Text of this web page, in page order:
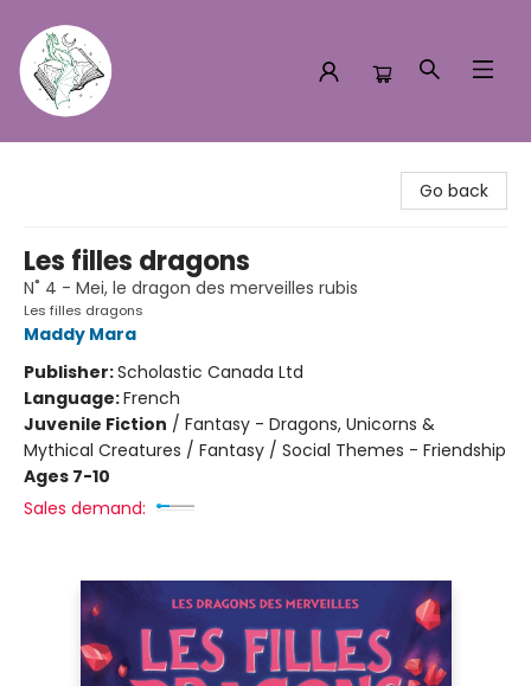
Go back
Les filles dragons
N˚ 4 - Mei, le dragon des merveilles rubis
Les filles dragons
Maddy Mara
Publisher:Scholastic Canada Ltd
Language:French
Juvenile Fiction / Fantasy - Dragons, Unicorns &
Mythical Creatures / Fantasy / Social Themes - Friendship
Ages 7-10
Sales demand: